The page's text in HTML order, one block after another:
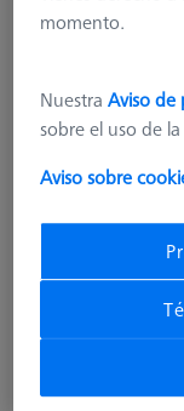
momento.
NuestraAviso de
sobre el uso de
Aviso sobre